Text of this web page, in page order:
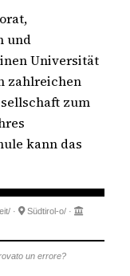
und
Universität
zahlreichen
zum
kann das
· Südtirol-o/ ·
un errore?